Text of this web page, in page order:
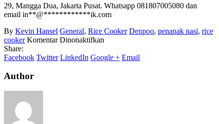
29, Mangga Dua, Jakarta Pusat. Whatsapp 081807005080 dan
email in**@************ik.com
By Kevin Hansel General, Rice Cooker Denpoo, penanak nasi, rice
cooker Komentar Dinonaktifkan
Solusinya
Share:
Facebook Twitter LinkedIn Google + Email
Author